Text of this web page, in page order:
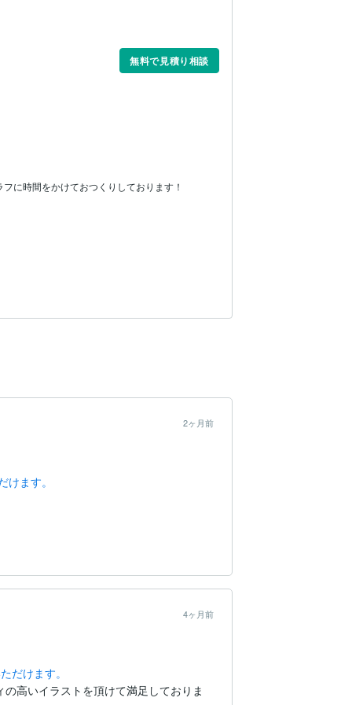
無料で見積り相談
に時間をかけておつくりしております！
2ヶ月前
ます。
4ヶ月前
だけます。
高いイラストを頂けて満足しておりま